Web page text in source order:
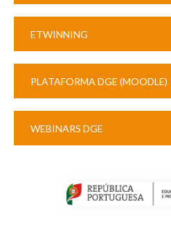
ETWINNING
PLATAFORMA DGE (MOODLE)
WEBINARS DGE